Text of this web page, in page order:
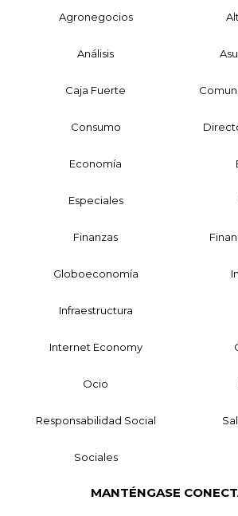
Agronegocios
Análisis
Caja Fuerte
Consumo
Economía
Especiales
Finanzas
Globoeconomía
Infraestructura
Internet Economy
Ocio
Responsabilidad Social
Sociales
MANTÉNGASE